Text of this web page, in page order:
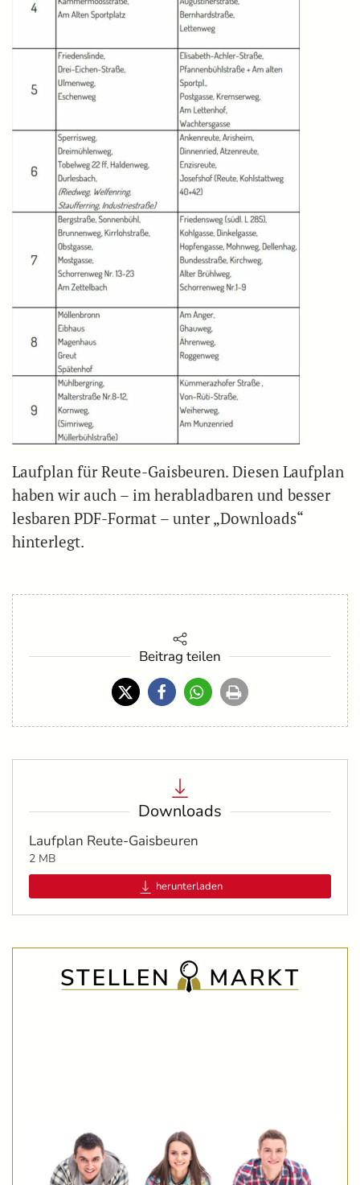
Laufplan für Reute-Gaisbeuren. Diesen Laufplan
haben wir auch – im herabladbaren und besser
lesbaren PDF-Format – unter „Downloads“
hinterlegt.
Beitrag teilen
Downloads
Laufplan Reute-Gaisbeuren
2 MB
herunterladen